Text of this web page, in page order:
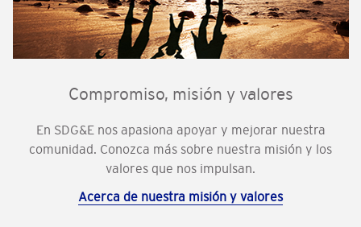
Compromiso, misión y valores
En SDG&E nos apasiona apoyar y mejorar nuestra
comunidad. Conozca más sobre nuestra misión y los
valores que nos impulsan.
Acerca de nuestra misión y valores